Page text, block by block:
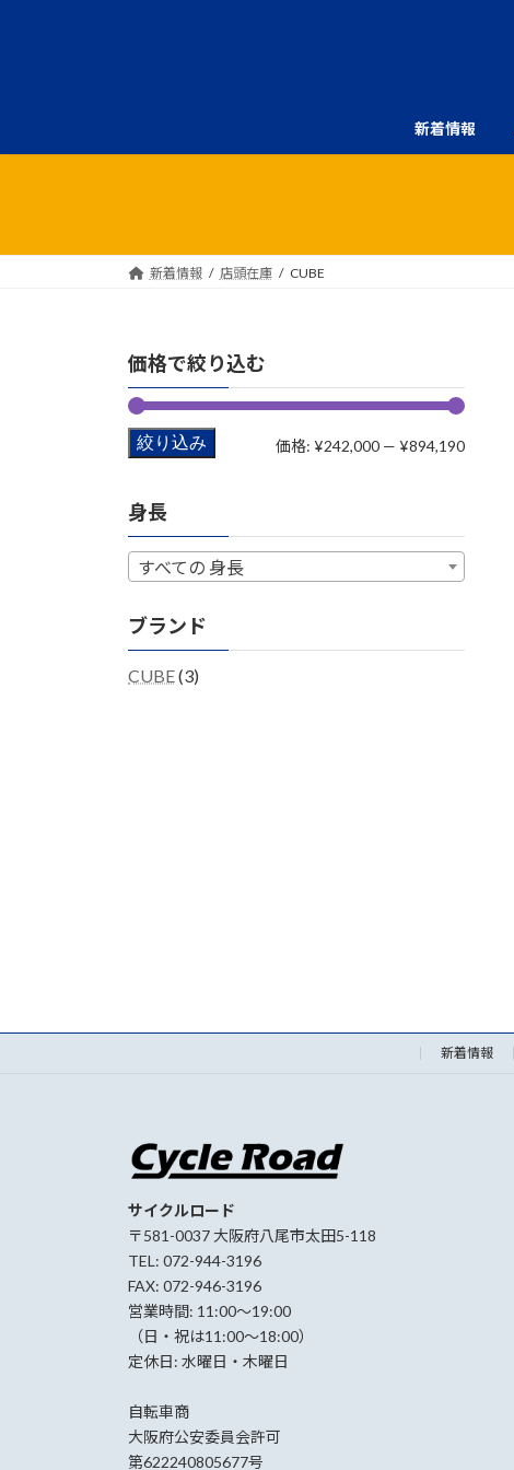
新着情報
新着情報 店頭在庫 CUBE
価格で絞り込む
最
格
最
格
絞り込み 価格: ¥242,000— ¥894,190
身長
すべての 身長
ブランド
CUBE(3)
新着情報
サイクルロード
〒581-0037 大阪府八尾市太田5-118
TEL: 072-944-3196
FAX: 072-946-3196
営業時間: 11:00〜19:00
（日・祝は11:00〜18:00）
定休日: 水曜日・木曜日
自転車商
大阪府公安委員会許可
第622240805677号